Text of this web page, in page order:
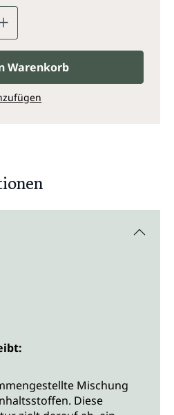
Gib den
Warenkorb
Mischung
Diese